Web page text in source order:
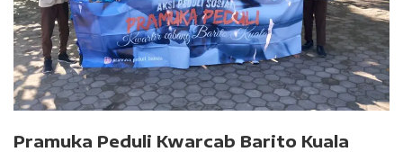
Pramuka Peduli Kwarcab Barito Kuala